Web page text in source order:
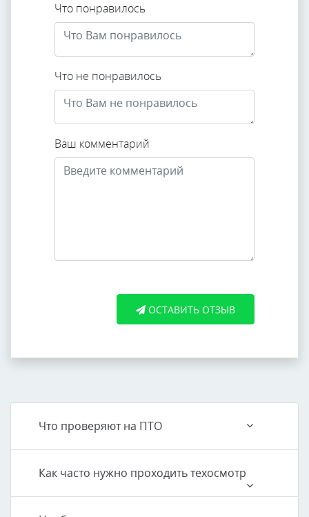
Что понравилось
Что не понравилось
Ваш комментарий
ОСТАВИТЬ ОТЗЫВ
Что проверяют на ПТО
Как часто нужно проходить техосмотр